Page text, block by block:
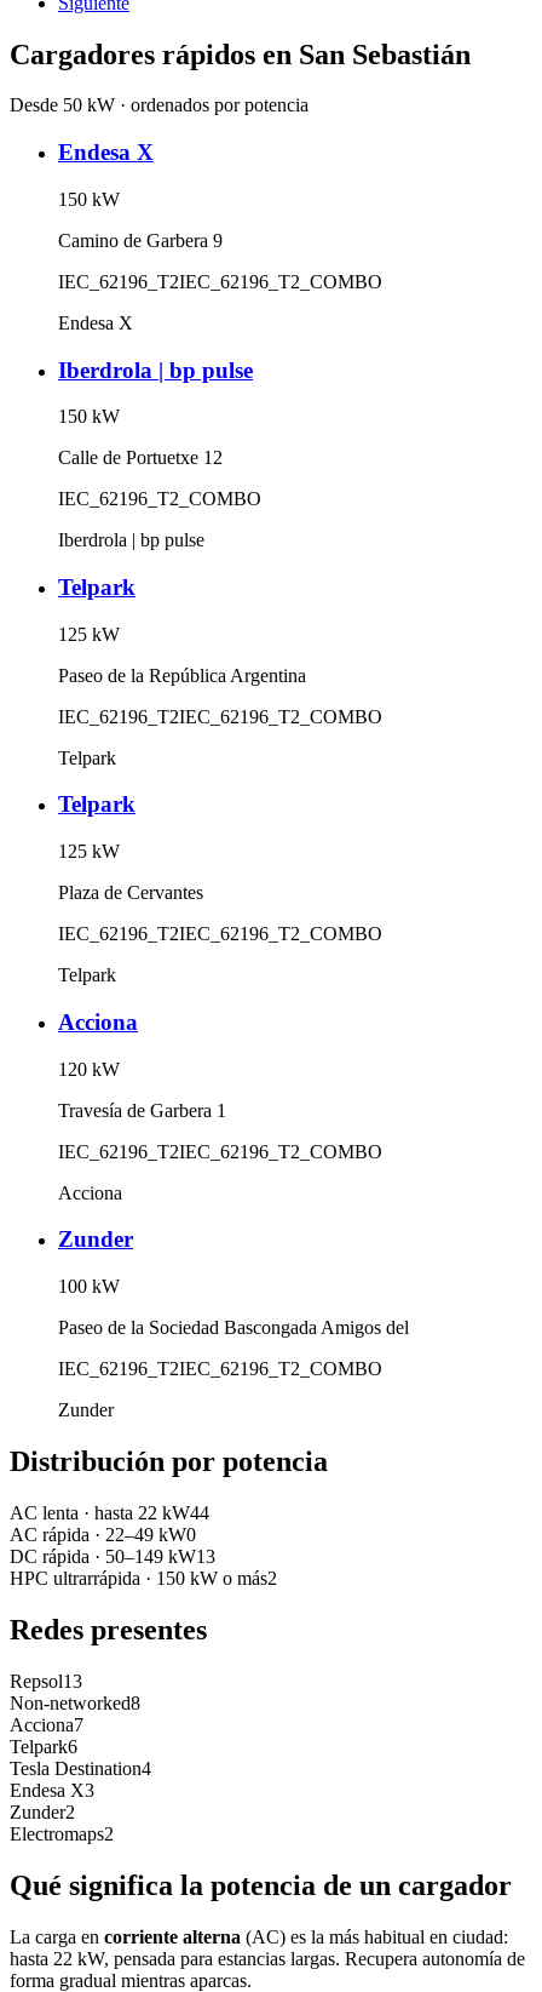
Cargadores rápidos en San Sebastián
Desde 50 kW · ordenados por potencia
Endesa X
150 kW
Camino de Garbera 9
IEC_62196_T2IEC_62196_T2_COMBO
Endesa X
Iberdrola | bp pulse
150 kW
Calle de Portuetxe 12
IEC_62196_T2_COMBO
Iberdrola | bp pulse
Telpark
125 kW
Paseo de la República Argentina
IEC_62196_T2IEC_62196_T2_COMBO
Telpark
Telpark
125 kW
Plaza de Cervantes
IEC_62196_T2IEC_62196_T2_COMBO
Telpark
Acciona
120 kW
Travesía de Garbera 1
IEC_62196_T2IEC_62196_T2_COMBO
Acciona
Zunder
100 kW
Paseo de la Sociedad Bascongada Amigos del
IEC_62196_T2IEC_62196_T2_COMBO
Zunder
Distribución por potencia
AC lenta · hasta 22 kW44
AC rápida · 22–49 kW0
DC rápida · 50–149 kW13
HPC ultrarrápida · 150 kW o más2
Redes presentes
Repsol13
Non-networked8
Acciona7
Telpark6
Tesla Destination4
Endesa X3
Zunder2
Electromaps2
Qué significa la potencia de un cargador
La carga en corriente alterna (AC) es la más habitual en ciudad:
hasta 22 kW, pensada para estancias largas. Recupera autonomía de
forma gradual mientras aparcas.